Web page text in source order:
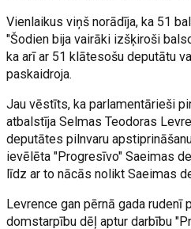
Vienlaikus viņš norādīja, ka 51
"Šodien bija vairāki izšķiroši
ka arī ar 51 klātesošu deputātu
paskaidroja.
Jau vēstīts, ka parlamentārieši
atbalstīja Selmas Teodoras
deputātes pilnvaru
ievēlēta "Progresīvo" Saeimas
līdz ar to nācās nolikt Saeimas
Levrence gan pērnā gada rudenī
domstarpību dēļ aptur darbību